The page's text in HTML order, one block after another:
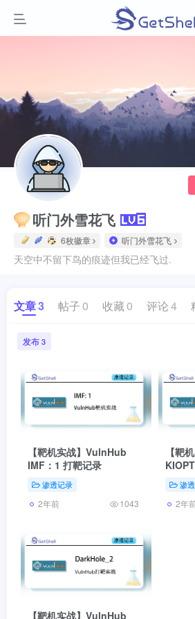
听门外雪花飞
6枚徽章 听门外雪花飞
天空中不留下鸟的痕迹但我已经飞过.
文章3 帖子 0 收藏 0 评论4
发布 3
【靶机实战】VulnHub
IMF：1 打靶记录
渗透记录
2年前 1043
【靶
记录渗
2年
【靶机实战】VulnHub